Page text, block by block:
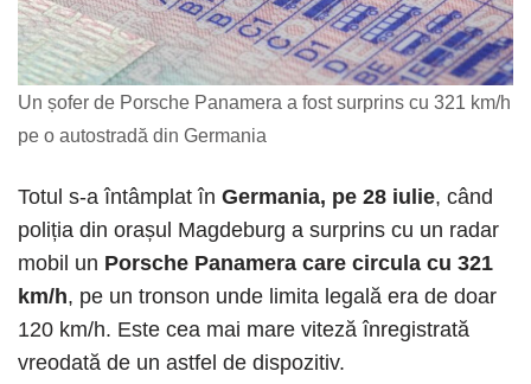
Un șofer de Porsche Panamera a fost surprins cu 321 km/h
pe o autostradă din Germania
Totul s-a întâmplat în Germania, pe 28 iulie, când
poliția din orașul Magdeburg a surprins cu un radar
mobil un Porsche Panamera care circula cu 321
km/h, pe un tronson unde limita legală era de doar
120 km/h. Este cea mai mare viteză înregistrată
vreodată de un astfel de dispozitiv.